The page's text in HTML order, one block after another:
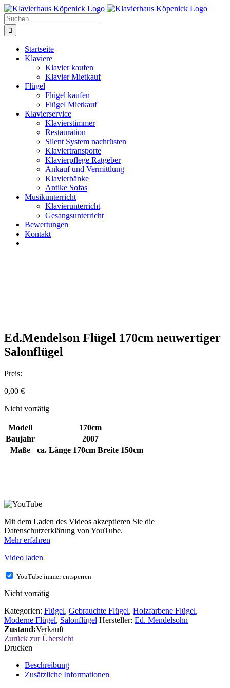
Zum
Inhalt
springen
Suche
nach:
Startseite
Klaviere
Klavier kaufen
Klavier Mietkauf
Flügel
Flügel kaufen
Flügel Mietkauf
Klavierservice
Klavierstimmer
Restauration
Silent System nachrüsten
Klaviertransporte
Klavierpflege Ratgeber
Ankauf und Vermittlung
Klavierbänke
Antike Sofas
Musikunterricht
Klavierunterricht
Gesangsunterricht
Bewertungen
Kontakt
Ed.Mendelson Flügel 170cm neuwertiger
Salonflügel
Preis:
0,00 €
Nicht vorrätig
Modell
170cm
Baujahr
2007
Maße
ca. Länge 170cm Breite 150cm
Mit dem Laden des Videos akzeptieren Sie die
Datenschutzerklärung von YouTube.
Mehr erfahren
Video laden
YouTube immer entsperren
Nicht vorrätig
Kategorien: Flügel, Gebrauchte Flügel, Holzfarbene Flügel,
Moderne Flügel, Salonflügel Hersteller: Ed. Mendelsohn
Zustand:Verkauft
Zurück zur Übersicht
Drucken
Beschreibung
Zusätzliche Informationen